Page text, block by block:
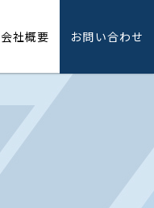
会社概要 お問い合わせ